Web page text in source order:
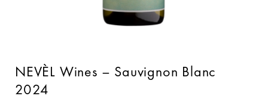
NEVÈL Wines – Sauvignon Blanc
2024